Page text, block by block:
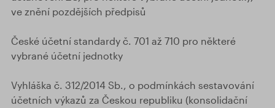
ve znění pozdějších předpisů
České účetní standardy č. 701 až 710 pro některé
vybrané účetní jednotky
Vyhláška č. 312/2014 Sb., o podmínkách sestavování
účetních výkazů za Českou republiku (konsolidační